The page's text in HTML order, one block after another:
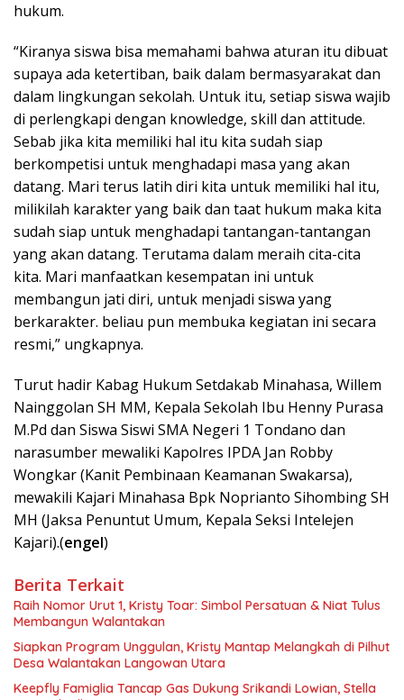
hukum.
“Kiranya siswa bisa memahami bahwa aturan itu dibuat
supaya ada ketertiban, baik dalam bermasyarakat dan
dalam lingkungan sekolah. Untuk itu, setiap siswa wajib
di perlengkapi dengan knowledge, skill dan attitude.
Sebab jika kita memiliki hal itu kita sudah siap
berkompetisi untuk menghadapi masa yang akan
datang. Mari terus latih diri kita untuk memiliki hal itu,
milikilah karakter yang baik dan taat hukum maka kita
sudah siap untuk menghadapi tantangan-tantangan
yang akan datang. Terutama dalam meraih cita-cita
kita. Mari manfaatkan kesempatan ini untuk
membangun jati diri, untuk menjadi siswa yang
berkarakter. beliau pun membuka kegiatan ini secara
resmi,” ungkapnya.
Turut hadir Kabag Hukum Setdakab Minahasa, Willem
Nainggolan SH MM, Kepala Sekolah Ibu Henny Purasa
M.Pd dan Siswa Siswi SMA Negeri 1 Tondano dan
narasumber mewaliki Kapolres IPDA Jan Robby
Wongkar (Kanit Pembinaan Keamanan Swakarsa),
mewakili Kajari Minahasa Bpk Noprianto Sihombing SH
MH (Jaksa Penuntut Umum, Kepala Seksi Intelejen
Kajari).(engel)
Berita Terkait
Raih Nomor Urut 1, Kristy Toar: Simbol Persatuan & Niat Tulus
Membangun Walantakan
Siapkan Program Unggulan, Kristy Mantap Melangkah di Pilhut
Desa Walantakan Langowan Utara
Keepfly Famiglia Tancap Gas Dukung Srikandi Lowian, Stella